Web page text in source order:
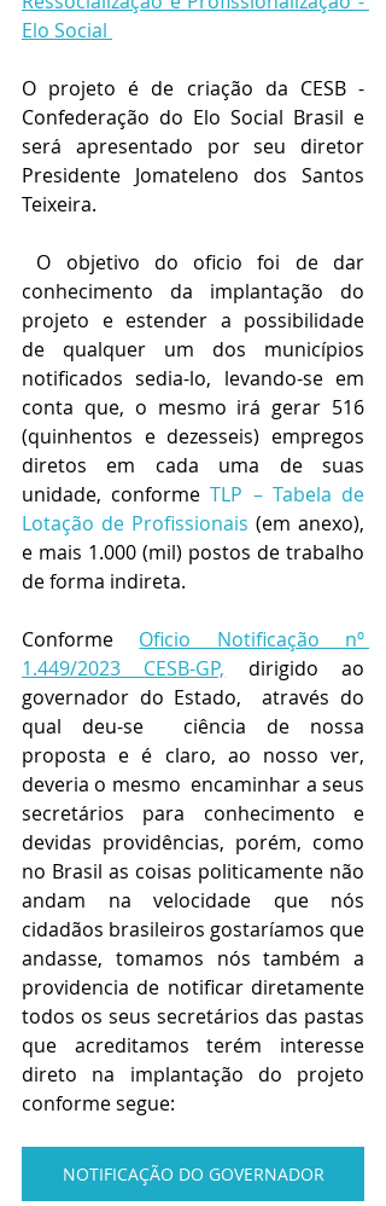
Elo Social
O projeto é de criação da CESB -
Confederação do Elo Social Brasil e
será apresentado por seu diretor
Presidente Jomateleno dos Santos
Teixeira.
conhecimento da implantação do
projeto e estender a possibilidade
de qualquer um dos municípios
notificados sedia-lo, levando-se em
conta que, o mesmo irá gerar 516
(quinhentos e dezesseis) empregos
diretos em cada uma de suas
unidade, conforme TLP – Tabela de
Lotação de Profissionais (em anexo),
e mais 1.000 (mil) postos de trabalho
de forma indireta.
Conforme Oficio Notificação nº
1.449/2023 CESB-GP, dirigido ao
governador do Estado,  através do
qual deu-se  ciência de nossa
proposta e é claro, ao nosso ver,
deveria o mesmo  encaminhar a seus
secretários para conhecimento e
devidas providências, porém, como
no Brasil as coisas politicamente não
andam na velocidade que nós
cidadãos brasileiros gostaríamos que
andasse, tomamos nós também a
providencia de notificar diretamente
todos os seus secretários das pastas
que acreditamos terém interesse
direto na implantação do projeto
conforme segue:
NOTIFICAÇÃO DO GOVERNADOR